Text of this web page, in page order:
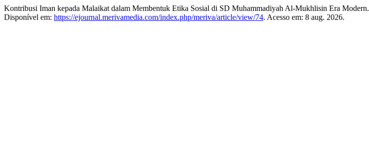
Kontribusi Iman kepada Malaikat dalam Membentuk Etika Sosial di SD Muhammadiyah Al-Mukhlisin Era Modern.
Disponível em: https://ejournal.merivamedia.com/index.php/meriva/article/view/74. Acesso em: 8 aug. 2026.